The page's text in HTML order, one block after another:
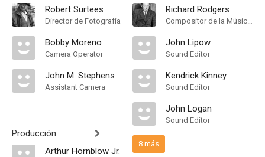
Robert Surtees
Director de Fotografía
Bobby Moreno
Camera Operator
John M. Stephens
Assistant Camera
Producción
Arthur Hornblow Jr.
Richard Rodgers
Compositor de la Música Original, Songs, Música
John Lipow
Sound Editor
Kendrick Kinney
Sound Editor
John Logan
Sound Editor
8 más